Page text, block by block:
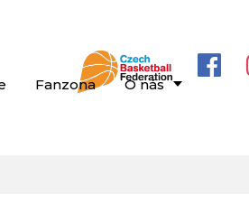
Fanzona
O nás